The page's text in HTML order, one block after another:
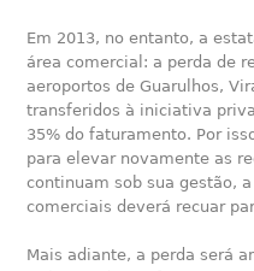
Em 2013, no entanto, a
área comercial: a perda de
aeroportos de Guarulhos,
transferidos à iniciativa
35% do faturamento. Por
para elevar novamente as
continuam sob sua gestão,
comerciais deverá recuar
Mais adiante, a perda será